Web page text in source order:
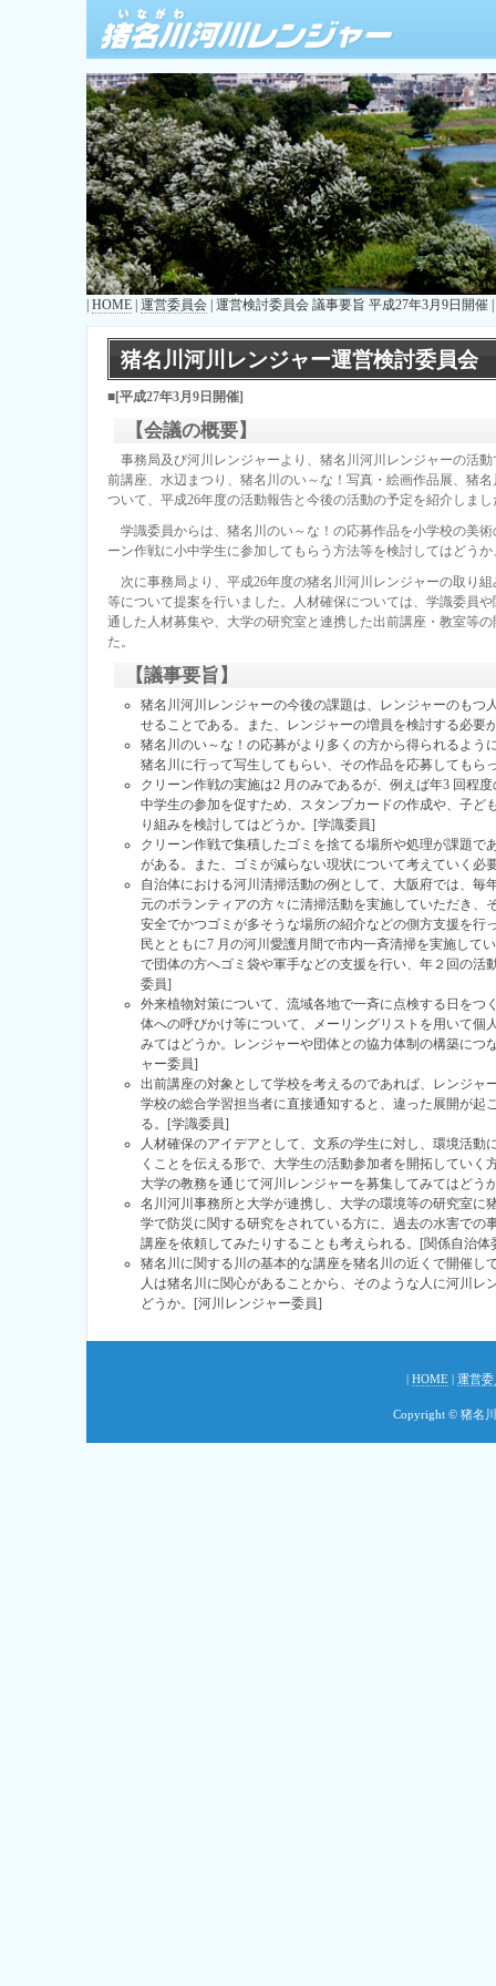
| HOME| 運営委員会| 運営検討委員会 議事要旨 平成27年3月9日開催 |
猪名川河川レンジャー運営検討委員会
■[平成27年3月9日開催]
【会議の概要】
事務局及び河川レンジャーより、猪名川河川レンジャーの活
前講座、水辺まつり、猪名川のい～な！写真・絵画作品展、猪
ついて、平成26年度の活動報告と今後の活動の予定を紹介しまし
学識委員からは、猪名川のい～な！の応募作品を小学校の美
ーン作戦に小中学生に参加してもらう方法等を検討してはどう
次に事務局より、平成26年度の猪名川河川レンジャーの取り
等について提案を行いました。人材確保については、学識委員
通した人材募集や、大学の研究室と連携した出前講座・教室等
た。
【議事要旨】
猪名川河川レンジャーの今後の課題は、レンジャーのもつ
せることである。また、レンジャーの増員を検討する必要
猪名川のい～な！の応募がより多くの方から得られるよう
猪名川に行って写生してもらい、その作品を応募してもら
クリーン作戦の実施は2 月のみであるが、例えば年3 回程
中学生の参加を促すため、スタンプカードの作成や、子ど
り組みを検討してはどうか。[学識委員]
クリーン作戦で集積したゴミを捨てる場所や処理が課題で
がある。また、ゴミが減らない現状について考えていく必
自治体における河川清掃活動の例として、大阪府では、毎
元のボランティアの方々に清掃活動を実施していただき、
安全でかつゴミが多そうな場所の紹介などの側方支援を行
民とともに7 月の河川愛護月間で市内一斉清掃を実施して
で団体の方へゴミ袋や軍手などの支援を行い、年２回の活
委員]
外来植物対策について、流域各地で一斉に点検する日をつ
体への呼びかけ等について、メーリングリストを用いて個
みてはどうか。レンジャーや団体との協力体制の構築につ
ャー委員]
出前講座の対象として学校を考えるのであれば、レンジャ
学校の総合学習担当者に直接通知すると、違った展開が起
る。[学識委員]
人材確保のアイデアとして、文系の学生に対し、環境活動
くことを伝える形で、大学生の活動参加者を開拓していく
大学の教務を通じて河川レンジャーを募集してみてはどう
名川河川事務所と大学が連携し、大学の環境等の研究室に
学で防災に関する研究をされている方に、過去の水害での
講座を依頼してみたりすることも考えられる。[関係自治体
猪名川に関する川の基本的な講座を猪名川の近くで開催し
人は猪名川に関心があることから、そのような人に河川レ
どうか。[河川レンジャー委員]
| HOME | 運営委
Copyright © 猪名